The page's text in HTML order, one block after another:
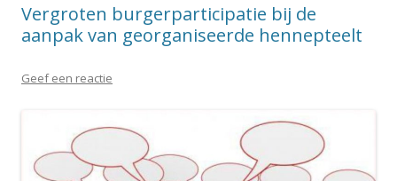
Vergroten burgerparticipatie bij de
aanpak van georganiseerde hennepteelt
Geef een reactie